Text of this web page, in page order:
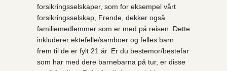
forsikringsselskaper, som for eksempel vårt
forsikringsselskap, Frende, dekker også
familiemedlemmer som er med på reisen. Dette
inkluderer ektefelle/samboer og felles barn
frem til de er fylt 21 år. Er du bestemor/bestefar
som har med dere barnebarna på tur, er disse